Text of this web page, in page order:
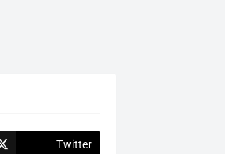
Twitter